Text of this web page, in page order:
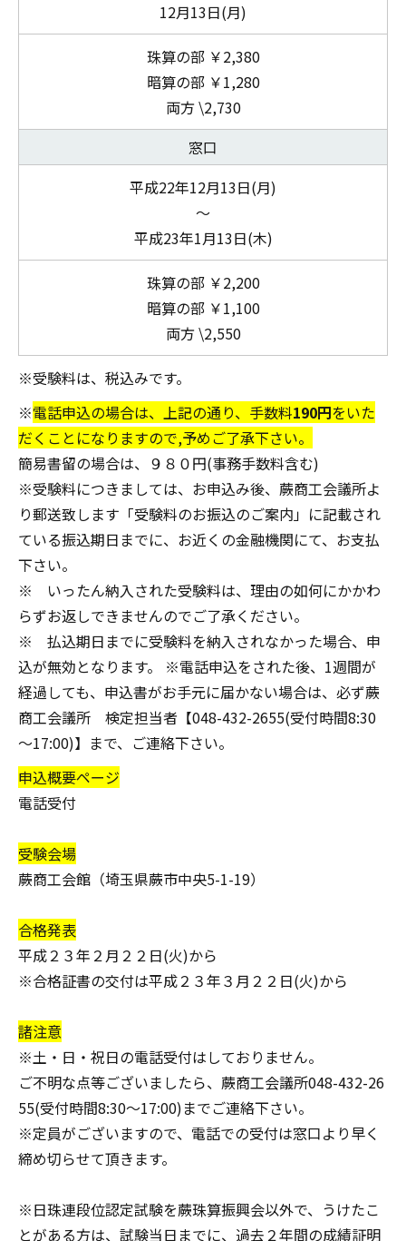
12月13日(月)
珠算の部 ￥2,380
暗算の部 ￥1,280
両方 \2,730
窓口
平成22年12月13日(月)
～
平成23年1月13日(木)
珠算の部 ￥2,200
暗算の部 ￥1,100
両方 \2,550
※受験料は、税込みです。
※電話申込の場合は、上記の通り、手数料190円をいた
だくことになりますので,予めご了承下さい。
簡易書留の場合は、９８０円(事務手数料含む)
※受験料につきましては、お申込み後、蕨商工会議所よ
り郵送致します「受験料のお振込のご案内」に記載され
ている振込期日までに、お近くの金融機関にて、お支払
下さい。
※ いったん納入された受験料は、理由の如何にかかわ
らずお返しできませんのでご了承ください。
※ 払込期日までに受験料を納入されなかった場合、申
込が無効となります。 ※電話申込をされた後、 1週間が
経過しても、申込書がお手元に届かない場合は、必ず蕨
商工会議所 検定担当者【048-432-2655(受付時間8:30
～17:00)】まで、ご連絡下さい。
申込概要ページ
電話受付
受験会場
蕨商工会館（埼玉県蕨市中央5-1-19）
合格発表
平成２３年２月２２日(火)から
※合格証書の交付は平成２３年３月２２日(火)から
諸注意
※土・日・祝日の電話受付はしておりません。
ご不明な点等ございましたら、蕨商工会議所048-432-26
55(受付時間8:30～17:00)までご連絡下さい。
※定員がございますので、電話での受付は窓口より早く
締め切らせて頂きます。
※日珠連段位認定試験を蕨珠算振興会以外で、うけたこ
とがある方は、試験当日までに、過去２年間の成績証明